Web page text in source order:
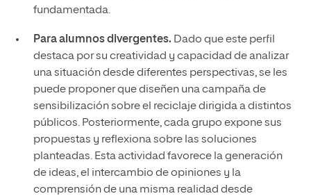
fundamentada.
Para alumnos divergentes. Dado que este perfil
destaca por su creatividad y capacidad de analizar
una situación desde diferentes perspectivas, se les
puede proponer que diseñen una campaña de
sensibilización sobre el reciclaje dirigida a distintos
públicos. Posteriormente, cada grupo expone sus
propuestas y reflexiona sobre las soluciones
planteadas. Esta actividad favorece la generación
de ideas, el intercambio de opiniones y la
comprensión de una misma realidad desde